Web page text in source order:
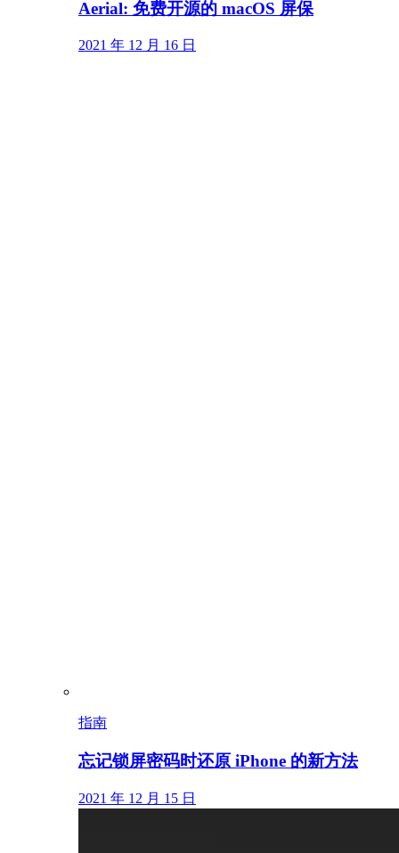
Aerial: 免费开源的 macOS 屏保
2021 年 12 月 16 日
指南
忘记锁屏密码时还原 iPhone 的新方法
2021 年 12 月 15 日